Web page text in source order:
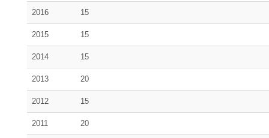
2016 15
2015 15
2014 15
2013 20
2012 15
2011 20